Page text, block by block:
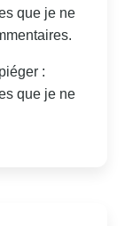
que je ne
:
que je ne